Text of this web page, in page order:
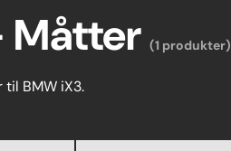
Måtter (1 produkter)
BMW iX3.